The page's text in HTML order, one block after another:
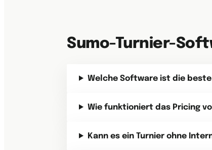
Sumo-Turnier-
Welche Software ist die
Wie funktioniert das Pricing
Kann es ein Turnier ohne